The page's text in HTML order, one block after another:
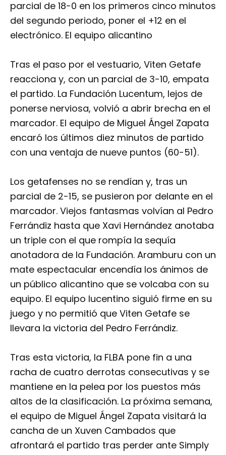
parcial de 18-0 en los primeros cinco minutos
del segundo periodo, poner el +12 en el
electrónico. El equipo alicantino
Tras el paso por el vestuario, Viten Getafe
reacciona y, con un parcial de 3-10, empata
el partido. La Fundación Lucentum, lejos de
ponerse nerviosa, volvió a abrir brecha en el
marcador. El equipo de Miguel Ángel Zapata
encaró los últimos diez minutos de partido
con una ventaja de nueve puntos (60-51).
Los getafenses no se rendían y, tras un
parcial de 2-15, se pusieron por delante en el
marcador. Viejos fantasmas volvían al Pedro
Ferrándiz hasta que Xavi Hernández anotaba
un triple con el que rompía la sequía
anotadora de la Fundación. Aramburu con un
mate espectacular encendía los ánimos de
un público alicantino que se volcaba con su
equipo. El equipo lucentino siguió firme en su
juego y no permitió que Viten Getafe se
llevara la victoria del Pedro Ferrándiz.
Tras esta victoria, la FLBA pone fin a una
racha de cuatro derrotas consecutivas y se
mantiene en la pelea por los puestos más
altos de la clasificación. La próxima semana,
el equipo de Miguel Ángel Zapata visitará la
cancha de un Xuven Cambados que
afrontará el partido tras perder ante Simply